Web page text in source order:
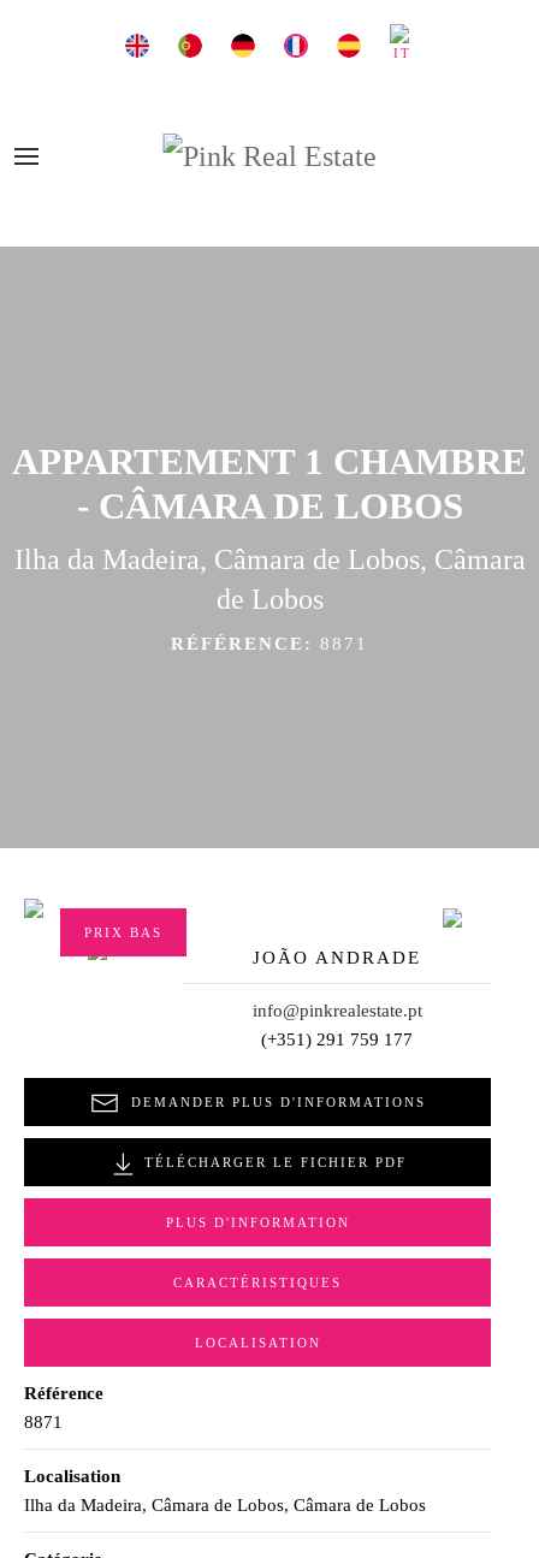
APPARTEMENT 1 CHAMBRE
- CÂMARA DE LOBOS
Ilha da Madeira, Câmara de Lobos, Câmara
de Lobos
RÉFÉRENCE: 8871
PRIX BAS
JOÃO ANDRADE
info@pinkrealestate.pt
(+351) 291 759 177
DEMANDER PLUS D'INFORMATIONS
TÉLÉCHARGER LE FICHIER PDF
PLUS D'INFORMATION
CARACTÉRISTIQUES
LOCALISATION
Référence
8871
Localisation
Ilha da Madeira, Câmara de Lobos, Câmara de Lobos